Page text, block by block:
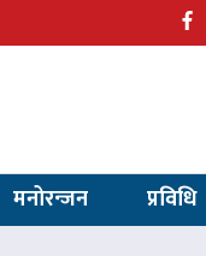
मनोरन्जन प्रविधि